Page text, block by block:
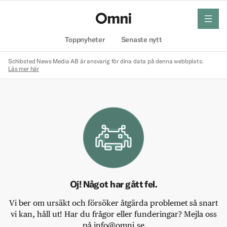
Toppnyheter Senaste nytt
meny
Schibsted News Media AB är ansvarig för dina data på denna webbplats.
Läs mer här
Oj! Något har gått fel.
Vi ber om ursäkt och försöker åtgärda problemet så snart
vi kan, håll ut! Har du frågor eller funderingar? Mejla oss